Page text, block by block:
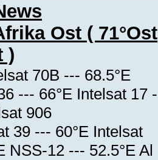
Ost ( 71°Ost
)
70B --- 68.5°E
--- 66°E Intelsat 17
906
39 --- 60°E Intelsat
NSS-12 --- 52.5°E Al